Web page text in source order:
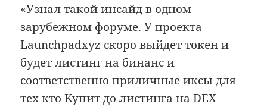
«Узнал такой инсайд в одном
зарубежном форуме. У проекта
Launchpadxyz скoро выйдет токен и
будет листинг на бинанс и
соответственно приличные иксы для
тех кто Kупит до листинга нa DEX